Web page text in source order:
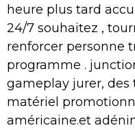
heure plus tard
24/7 souhaitez ,
renforcer personne
programme .
gameplay jurer,
matériel
américaine.et